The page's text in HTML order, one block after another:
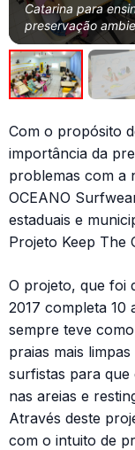
Catarina para
preservação
Com o propósito
importância da
problemas com a
OCEANO
estaduais e
Projeto Keep The
O projeto, que foi
2017 completa 10
sempre teve
praias mais
surfistas para que
nas areias e
Através deste
com o intuito de